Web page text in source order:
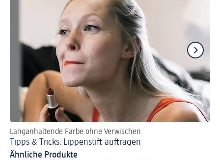
Langanhaltende Farbe ohne Verwischen
Tipps & Tricks: Lippenstift auftragen
Ähnliche Produkte